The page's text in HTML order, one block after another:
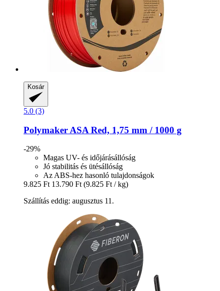
Kosár
5.0 (3)
Polymaker ASA Red, 1,75 mm / 1000 g
-29%
Magas UV- és időjárásállóság
Jó stabilitás és ütésállóság
Az ABS-hez hasonló tulajdonságok
9.825 Ft 13.790 Ft (9.825 Ft / kg)
Szállítás eddig: augusztus 11.